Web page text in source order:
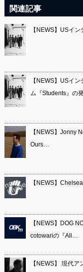
関連記事
【NEWS】USイ
【NEWS】USイ
ム『Students』の
【NEWS】Jonny
Ours…
【NEWS】
【NEWS】DOG
cotowariの『All…
【NEWS】 現代